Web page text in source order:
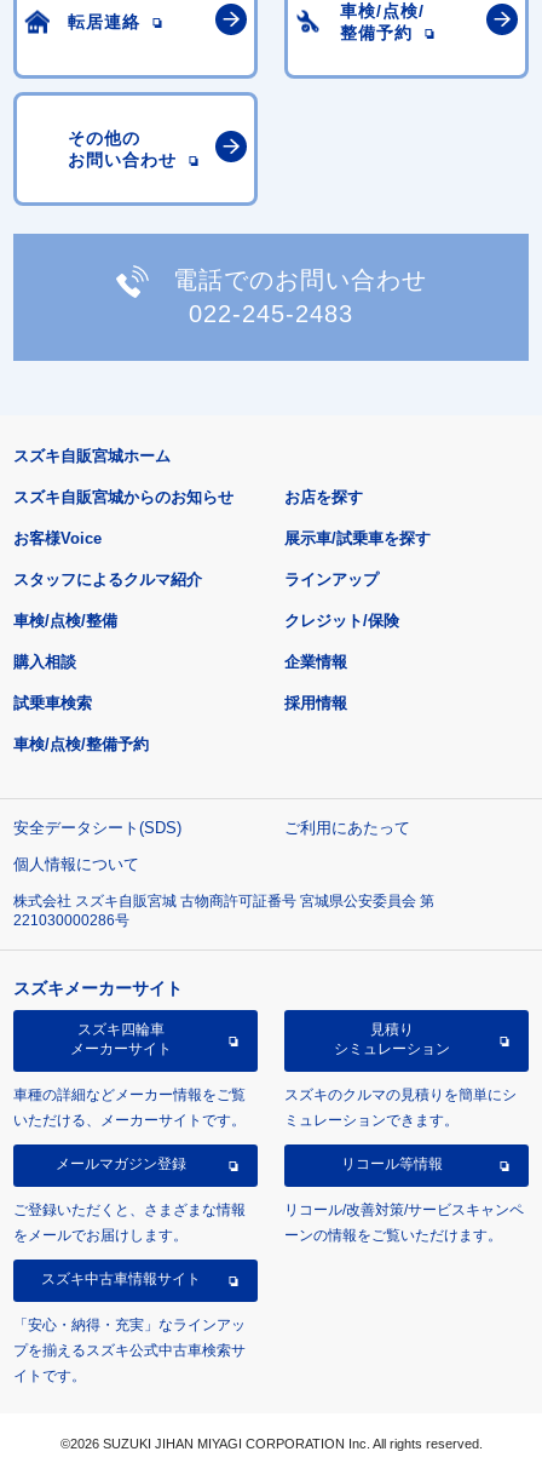
転居連絡
車検/点検/
整備予約
その他の
お問い合わせ
電話でのお問い合わせ
022-245-2483
スズキ自販宮城ホーム
スズキ自販宮城からのお知らせ
お客様Voice
スタッフによるクルマ紹介
お店を探す
展示車/試乗車を探す
ラインアップ
車検/点検/整備 クレジット/保険
購入相談
試乗車検索
車検/点検/整備予約
企業情報
採用情報
安全データシート(SDS)
ご利用にあたって
個人情報について
株式会社 スズキ自販宮城 古物商許可証番号 宮城県公安委員会 第
221030000286号
スズキメーカーサイト
スズキ四輪車
メーカーサイト
車種の詳細などメーカー情報をご覧
いただける、メーカーサイトです。
見積り
シミュレーション
スズキのクルマの見積りを簡単にシ
ミュレーションできます。
メールマガジン登録
ご登録いただくと、さまざまな情報
をメールでお届けします。
リコール等情報
リコール/改善対策/サービスキャンペ
ーンの情報をご覧いただけます。
スズキ中古車情報サイト
「安心・納得・充実」なラインアッ
プを揃えるスズキ公式中古車検索サ
イトです。
©2026 SUZUKI JIHAN MIYAGI CORPORATION Inc. All rights reserved.